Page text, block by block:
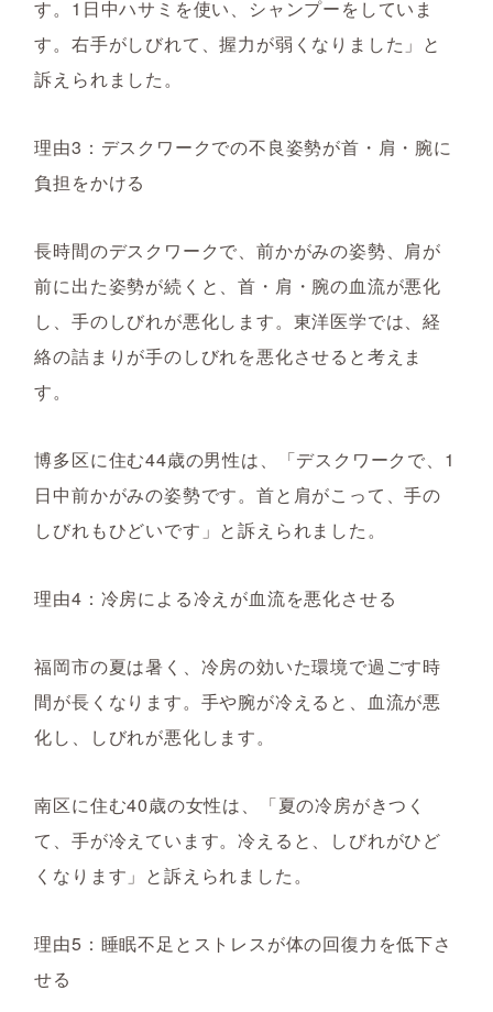
す。1日中ハサミを使い、シャンプーをしていま
す。右手がしびれて、握力が弱くなりました」と
訴えられました。
理由3：デスクワークでの不良姿勢が首・肩・腕に
負担をかける
長時間のデスクワークで、前かがみの姿勢、肩が
前に出た姿勢が続くと、首・肩・腕の血流が悪化
し、手のしびれが悪化します。東洋医学では、経
絡の詰まりが手のしびれを悪化させると考えま
す。
博多区に住む44歳の男性は、「デスクワークで、1
日中前かがみの姿勢です。首と肩がこって、手の
しびれもひどいです」と訴えられました。
理由4：冷房による冷えが血流を悪化させる
福岡市の夏は暑く、冷房の効いた環境で過ごす時
間が長くなります。手や腕が冷えると、血流が悪
化し、しびれが悪化します。
南区に住む40歳の女性は、「夏の冷房がきつく
て、手が冷えています。冷えると、しびれがひど
くなります」と訴えられました。
理由5：睡眠不足とストレスが体の回復力を低下さ
せる